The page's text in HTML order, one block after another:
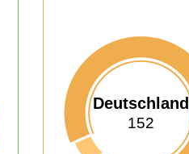
Deutschland
152